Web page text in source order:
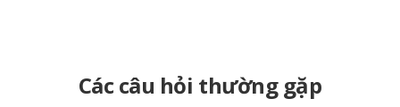
Các câu hỏi thường gặp